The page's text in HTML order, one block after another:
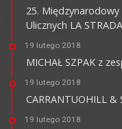
25. Międzynarodowy
Ulicznych LA
19 lutego 2018
MICHAŁ SZPAK z
19 lutego 2018
CARRANTUOHILL &
19 lutego 2018